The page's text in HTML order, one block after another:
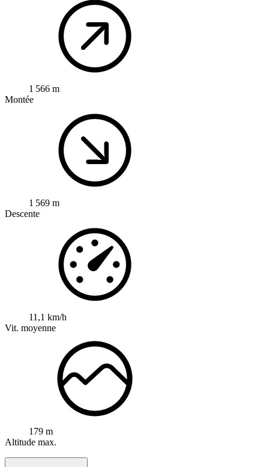
1 566 m
Montée
1 569 m
Descente
11,1 km/h
Vit. moyenne
179 m
Altitude max.